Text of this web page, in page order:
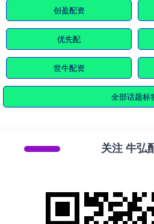
创盈配资
优先配
世牛配资
全部话题标
关注 牛弘